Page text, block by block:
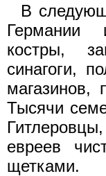
В
Германии
костры,
синагоги,
магазинов,
Тысячи
евреев
щетками.